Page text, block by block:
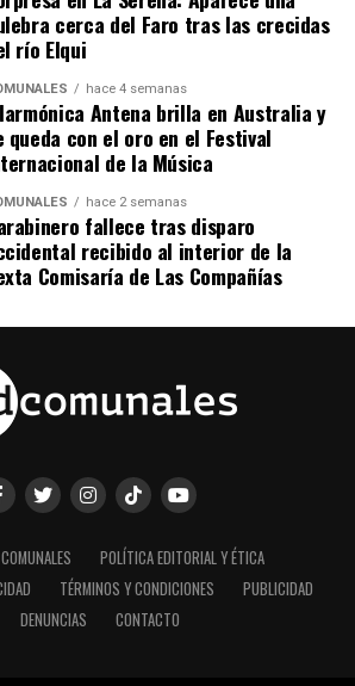
cerca del Faro tras las crecidas
río Elqui
hace 4 semanas
Antena brilla en Australia y
queda con el oro en el Festival
de la Música
hace 2 semanas
fallece tras disparo
recibido al interior de la
Comisaría de Las Compañías
POLÍTICA EDITORIAL Y ÉTICA
TÉRMINOS Y CONDICIONES
PUBLICIDAD
DENUNCIAS
CONTACTO